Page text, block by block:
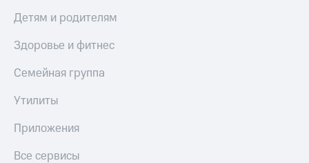
Детям и родителям
Здоровье и фитнес
Семейная группа
Утилиты
Приложения
Все сервисы